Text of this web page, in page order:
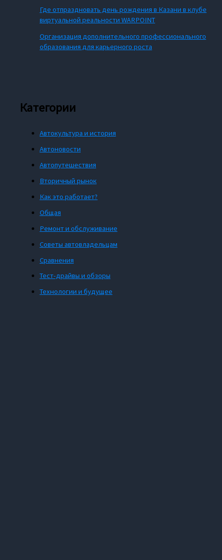
Где отпраздновать день рождения в Казани в клубе
виртуальной реальности WARPOINT
Организация дополнительного профессионального
образования для карьерного роста
Категории
Автокультура и история
Автоновости
Автопутешествия
Вторичный рынок
Как это работает?
Общая
Ремонт и обслуживание
Советы автовладельцам
Сравнения
Тест-драйвы и обзоры
Технологии и будущее